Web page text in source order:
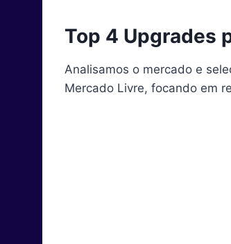
Top 4 Upgrades
Analisamos o mercado e
Mercado Livre, focando em